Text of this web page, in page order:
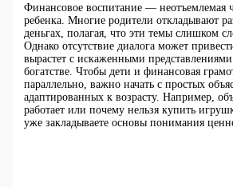
Финансовое воспитание — неотъемлемая
ребенка. Многие родители откладывают
деньгах, полагая, что эти темы слишком
Однако отсутствие диалога может
вырастет с искаженными
богатстве. Чтобы дети и финансовая
параллельно, важно начать с простых
адаптированных к возрасту. Например,
работает или почему нельзя купить
уже закладываете основы понимания